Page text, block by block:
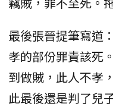
最後張晉提筆寫道
孝的部份罪責該死
到做賊，此人不孝
此最後還是判了兒